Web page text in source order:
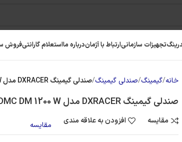
تجهیزات سازمانیارتباط با آژماندرباره مااستعلام گارانتیفروش
خانه گیمینگ صندلی گیمینگ صندلی گیمینگ DXRACER مدل DMC DM 1200 W
صندلی گیمینگ DXRACER مدل DMC DM 1200 W
مقایسه افزودن به علاقه مندی مقایسه